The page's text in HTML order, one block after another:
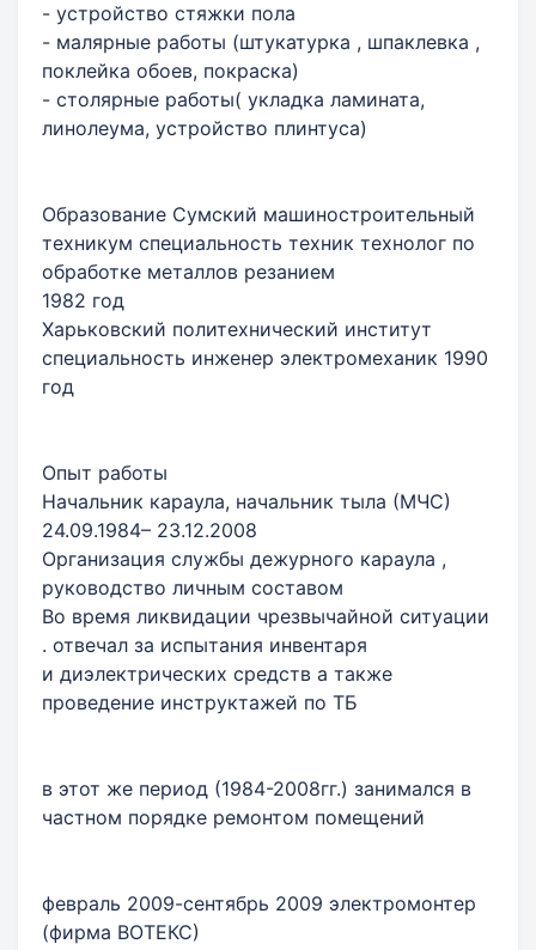
- устройство стяжки пола
- малярные работы (штукатурка , шпаклевка ,
поклейка обоев, покраска)
- столярные работы( укладка ламината,
линолеума, устройство плинтуса)
Образование Сумский машиностроительный
техникум специальность техник технолог по
обработке металлов резанием
1982 год
Харьковский политехнический институт
специальность инженер электромеханик 1990
год
Опыт работы
Начальник караула, начальник тыла (МЧС)
24.09.1984– 23.12.2008
Организация службы дежурного караула ,
руководство личным составом
Во время ликвидации чрезвычайной ситуации
. отвечал за испытания инвентаря
и диэлектрических средств а также
проведение инструктажей по ТБ
в этот же период (1984-2008гг.) занимался в
частном порядке ремонтом помещений
февраль 2009-сентябрь 2009 электромонтер
(фирма ВОТЕКС)